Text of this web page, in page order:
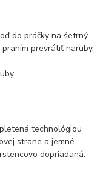
do práčky na šetrný
prevrátiť naruby.
technológiou
strane a jemné
dopriadaná.